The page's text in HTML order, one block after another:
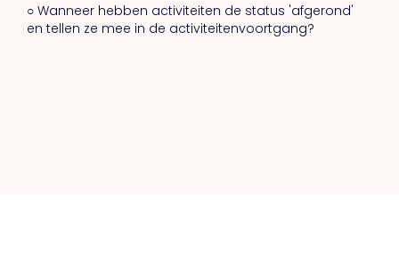
○ Wanneer hebben activiteiten de status 'afgerond'
en tellen ze mee in de activiteitenvoortgang?